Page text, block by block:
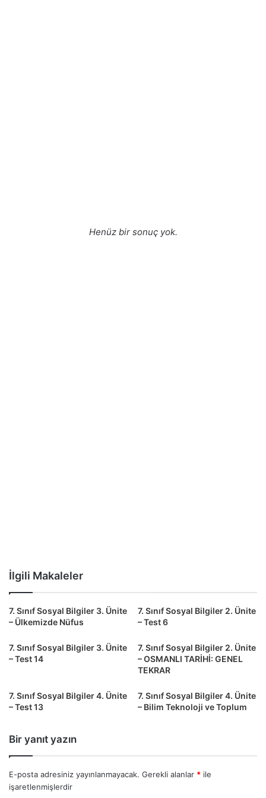
Henüz bir sonuç yok.
İlgili Makaleler
7. Sınıf Sosyal Bilgiler 3. Ünite
– Ülkemizde Nüfus
7. Sınıf Sosyal Bilgiler 2. Ünite
– Test 6
7. Sınıf Sosyal Bilgiler 3. Ünite
– Test 14
7. Sınıf Sosyal Bilgiler 2. Ünite
– OSMANLI TARİHİ: GENEL
TEKRAR
7. Sınıf Sosyal Bilgiler 4. Ünite
– Test 13
7. Sınıf Sosyal Bilgiler 4. Ünite
– Bilim Teknoloji ve Toplum
Bir yanıt yazın
E-posta adresiniz yayınlanmayacak. Gerekli alanlar * ile
işaretlenmişlerdir